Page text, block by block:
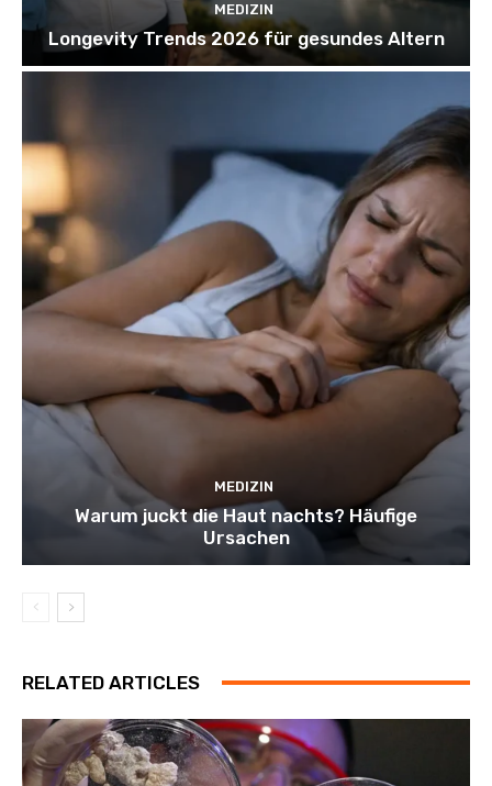
MEDIZIN
Longevity Trends 2026 für gesundes Altern
MEDIZIN
Warum juckt die Haut nachts? Häufige
Ursachen
RELATED ARTICLES